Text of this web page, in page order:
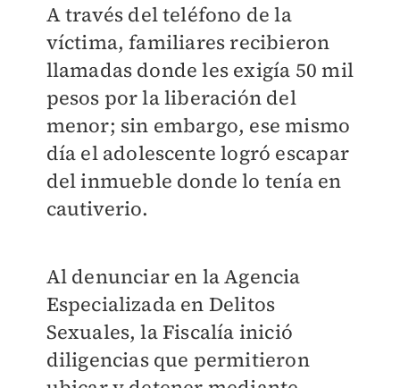
A través del teléfono de la
víctima, familiares recibieron
llamadas donde les exigía 50 mil
pesos por la liberación del
menor; sin embargo, ese mismo
día el adolescente logró escapar
del inmueble donde lo tenía en
cautiverio.
Al denunciar en la Agencia
Especializada en Delitos
Sexuales, la Fiscalía inició
diligencias que permitieron